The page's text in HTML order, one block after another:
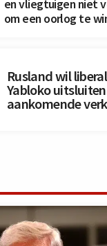
en vliegtuigen niet
om een oorlog te
Rusland wil
Yabloko
aankomende